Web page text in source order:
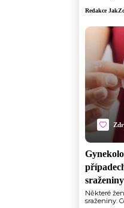
Redakce
sraženiny
Některé
sraženiny.